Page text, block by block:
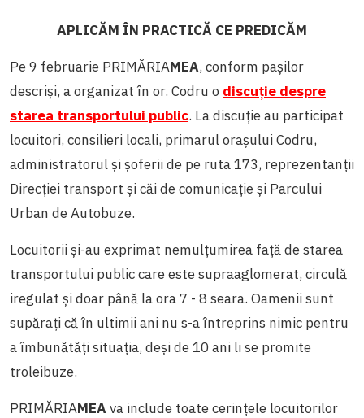
APLICĂM ÎN PRACTICĂ CE PREDICĂM
Pe 9 februarie PRIMĂRIAMEA, conform pașilor
descriși, a organizat în or. Codru o discuție despre
starea transportului public. La discuție au participat
locuitori, consilieri locali, primarul orașului Codru,
administratorul și șoferii de pe ruta 173, reprezentanții
Direcției transport și căi de comunicație și Parcului
Urban de Autobuze.
Locuitorii și-au exprimat nemulțumirea față de starea
transportului public care este supraaglomerat, circulă
iregulat și doar până la ora 7 - 8 seara. Oamenii sunt
supărați că în ultimii ani nu s-a întreprins nimic pentru
a îmbunătăți situația, deși de 10 ani li se promite
troleibuze.
PRIMĂRIAMEAva include toate cerințele locuitorilor